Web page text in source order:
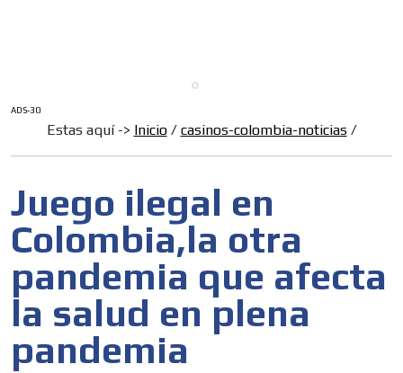
ADS-30
Estas aquí -> Inicio/ casinos-colombia-noticias/
Juego ilegal en
Colombia,la otra
pandemia que afecta
la salud en plena
pandemia